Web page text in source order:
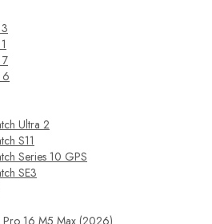
6
Ultra 2
S11
Series 10 GPS
SE3